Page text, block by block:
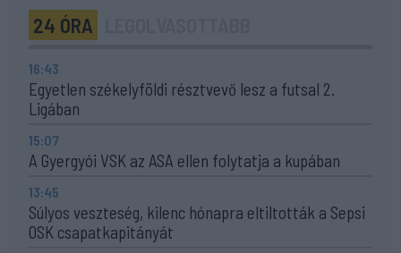
24 ÓRA
16:43
Egyetlen székelyföldi résztvevő lesz a futsal 2.
Ligában
15:07
A Gyergyói VSK az ASA ellen folytatja a kupában
13:45
Súlyos veszteség, kilenc hónapra eltiltották a Sepsi
OSK csapatkapitányát